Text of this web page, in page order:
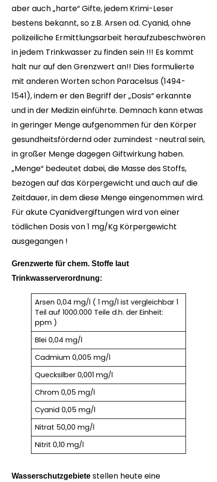
aber auch „harte“ Gifte, jedem Krimi-Leser
bestens bekannt, so z.B. Arsen od. Cyanid, ohne
polizeiliche Ermittlungsarbeit heraufzubeschwören
in jedem Trinkwasser zu finden sein !!! Es kommt
halt nur auf den Grenzwert an!! Dies formulierte
mit anderen Worten schon Paracelsus (1494-
1541), indem er den Begriff der „Dosis“ erkannte
und in der Medizin einführte. Demnach kann etwas
in geringer Menge aufgenommen für den Körper
gesundheitsfördernd oder zumindest -neutral sein,
in großer Menge dagegen Giftwirkung haben.
„Menge“ bedeutet dabei, die Masse des Stoffs,
bezogen auf das Körpergewicht und auch auf die
Zeitdauer, in dem diese Menge eingenommen wird.
Für akute Cyanidvergiftungen wird von einer
tödlichen Dosis von 1 mg/Kg Körpergewicht
ausgegangen !
Grenzwerte für chem. Stoffe laut
Trinkwasserverordnung:
Arsen 0,04 mg/l ( 1 mg/l ist vergleichbar 1
Teil auf 1000.000 Teile d.h. der Einheit:
ppm )
Blei 0,04 mg/l
Cadmium 0,005 mg/l
Quecksilber 0,001 mg/l
Chrom 0,05 mg/l
Cyanid 0,05 mg/l
Nitrat 50,00 mg/l
Nitrit 0,10 mg/l
Wasserschutzgebiete stellen heute eine